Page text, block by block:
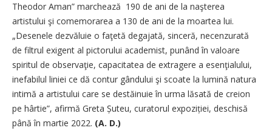
Theodor Aman” mar­chează 190 de ani de la naşterea
artistului şi comemorarea a 130 de ani de la moartea lui.
„Desenele dezvă­luie o faţetă degajată, sin­ceră, necenzurată
de filtrul exigent al pictorului acade­mist, pu­nând în valoare
spiritul de ob­servaţie, capacitatea de extragere a esenţia­lului,
inefabilul liniei ce dă contur gândului şi scoa­te la lumină natura
intimă a artistului care se destăinuie în urma lăsată de creion
pe hârtie”, afirmă Greta Șuteu, curatorul expoziției, des­chisă
până în martie 2022. (A. D.)